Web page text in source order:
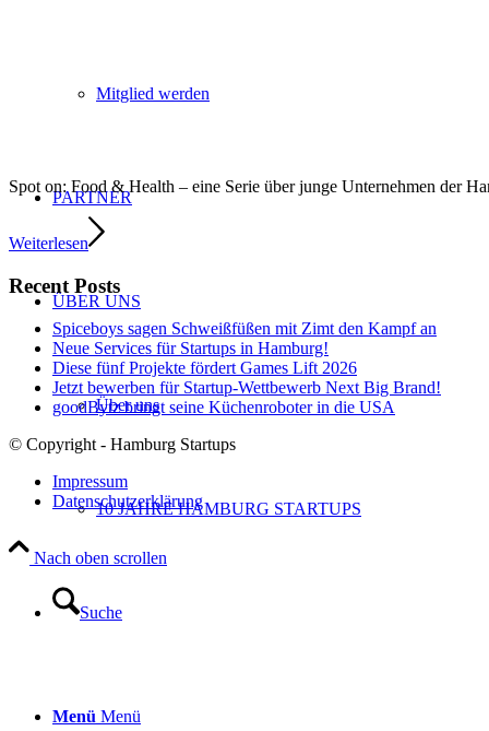
Mitglied werden
PARTNER
ÜBER UNS
Über uns
10 JAHRE HAMBURG STARTUPS
Suche
Menü Menü
Spot on: Food & Health – eine Serie über junge Unternehmen der
Weiterlesen
Recent Posts
Spiceboys sagen Schweißfüßen mit Zimt den Kampf an
Neue Services für Startups in Hamburg!
Diese fünf Projekte fördert Games Lift 2026
Jetzt bewerben für Startup-Wettbewerb Next Big Brand!
goodBytz bringt seine Küchenroboter in die USA
© Copyright - Hamburg Startups
Impressum
Datenschutzerklärung
Nach oben scrollen